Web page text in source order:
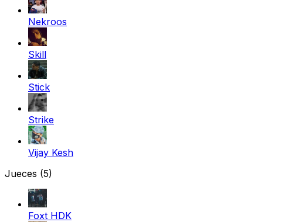
Nekroos
Skill
Stick
Strike
Vijay Kesh
Jueces (5)
Foxt HDK